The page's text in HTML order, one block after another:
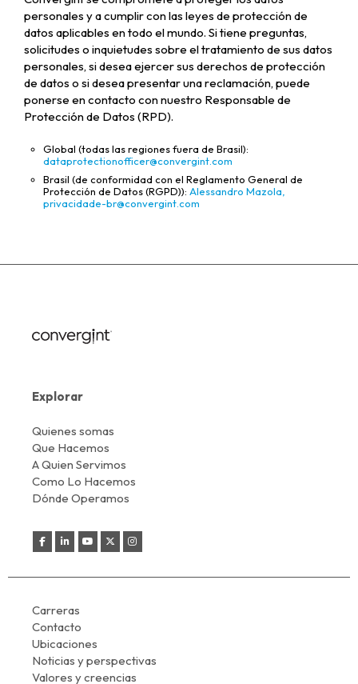
personales y a cumplir con las leyes de protección de
datos aplicables en todo el mundo. Si tiene preguntas,
solicitudes o inquietudes sobre el tratamiento de sus datos
personales, si desea ejercer sus derechos de protección
de datos o si desea presentar una reclamación, puede
ponerse en contacto con nuestro Responsable de
Protección de Datos (RPD).
Global (todas las regiones fuera de Brasil):
dataprotectionofficer@convergint.com
Brasil (de conformidad con el Reglamento General de
Protección de Datos (RGPD)): Alessandro Mazola,
privacidade-br@convergint.com
Explorar
Quienes somas
Que Hacemos
A Quien Servimos
Como Lo Hacemos
Dónde Operamos
Carreras
Contacto
Ubicaciones
Noticias y perspectivas
Valores y creencias